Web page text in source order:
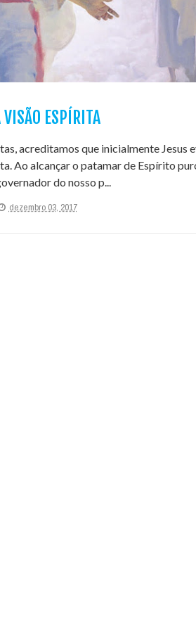
ESPÍRITA
acreditamos que inicialmente Jesus
Ao alcançar o patamar de Espírito
do nosso p...
dezembro 03, 2017